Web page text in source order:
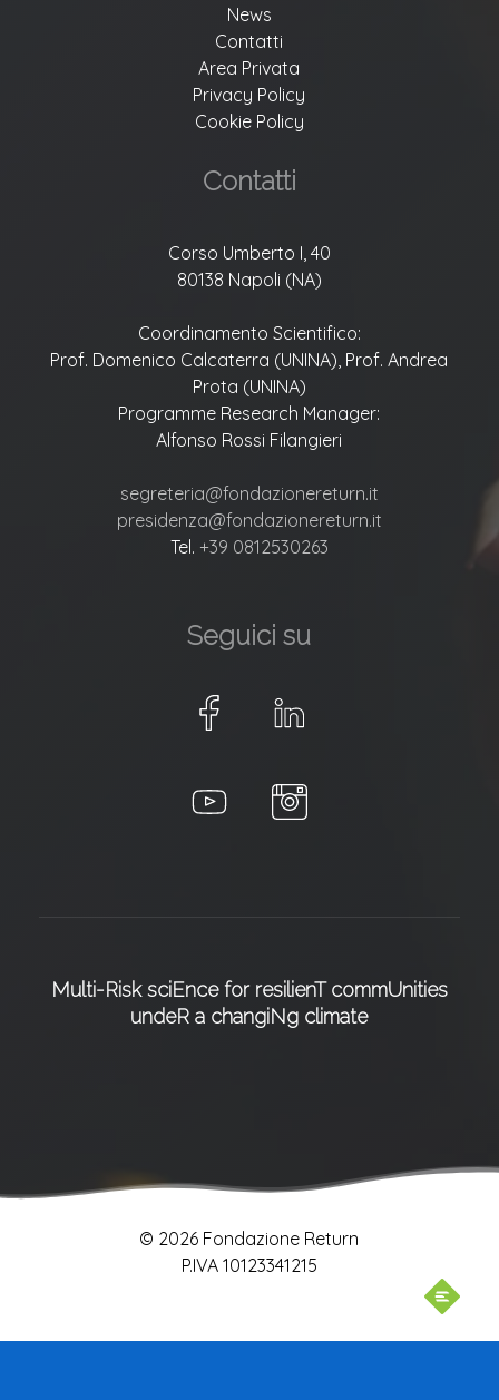
News
Contatti
Area Privata
Privacy Policy
Cookie Policy
Contatti
Corso Umberto I, 40
80138 Napoli (NA)
Coordinamento Scientifico:
Prof. Domenico Calcaterra (UNINA), Prof. Andrea
Prota (UNINA)
Programme Research Manager:
Alfonso Rossi Filangieri
segreteria@fondazionereturn.it
presidenza@fondazionereturn.it
Tel. +39 0812530263
Seguici su
Multi-Risk sciEnce for resilienT commUnities
undeR a changiNg climate
© 2026 Fondazione Return
P.IVA 10123341215